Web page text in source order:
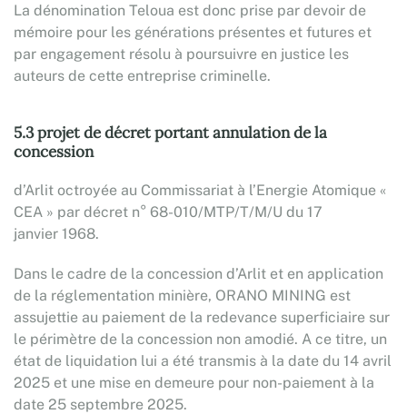
La dénomination Teloua est donc prise par devoir de
mémoire pour les générations présentes et futures et
par engagement résolu à poursuivre en justice les
auteurs de cette entreprise criminelle.
5.3 projet de décret portant annulation de la
concession
d’Arlit octroyée au Commissariat à l’Energie Atomique «
CEA » par décret n° 68-010/MTP/T/M/U du 17
janvier 1968.
Dans le cadre de la concession d’Arlit et en application
de la réglementation minière, ORANO MINING est
assujettie au paiement de la redevance superficiaire sur
le périmètre de la concession non amodié. A ce titre, un
état de liquidation lui a été transmis à la date du 14 avril
2025 et une mise en demeure pour non-paiement à la
date 25 septembre 2025.